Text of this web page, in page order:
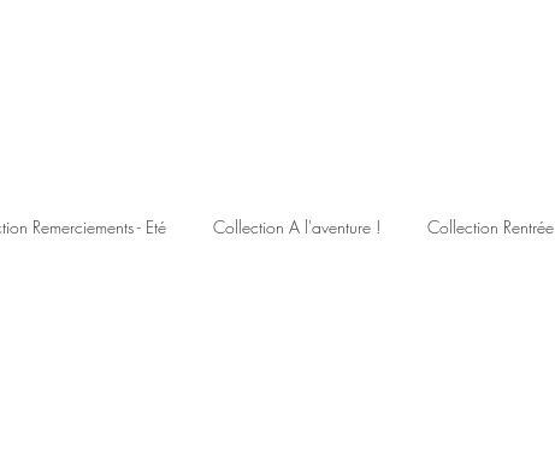
Remerciements - Eté Collection A l'aventure ! Collection Rentrée